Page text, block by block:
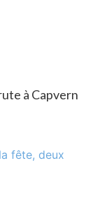
à Capvern